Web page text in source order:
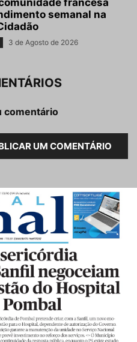
semanal na
3 de Agosto de 2026
comentário
UM COMENTÁRIO